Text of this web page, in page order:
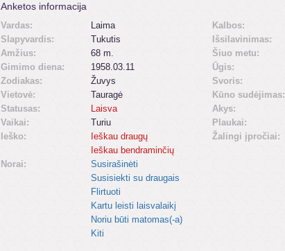
Anketos informacija
Vardas:
Laima
Slapyvardis:
Tukutis
Amžius:
68 m.
Gimimo diena:
1958.03.11
Zodiakas:
Žuvys
Vietovė:
Tauragė
Statusas:
Laisva
Vaikai:
Turiu
Ieško:
Ieškau draugų
Ieškau bendraminčių
Norai:
Susirašinėti
Susisiekti su draugais
Flirtuoti
Kartu leisti laisvalaikį
Noriu būti matomas(-a)
Kiti
Kalbos:
Išsilavinimas:
Šiuo metu:
Ūgis:
Svoris:
Kūno sudėjimas:
Akys:
Plaukai:
Žalingi įpročiai: